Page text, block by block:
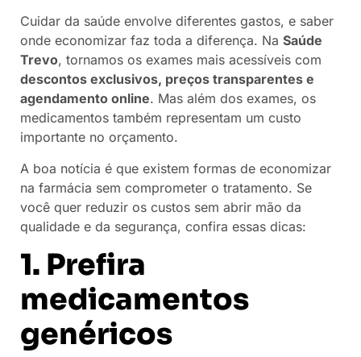
Cuidar da saúde envolve diferentes gastos, e saber
onde economizar faz toda a diferença. Na Saúde
Trevo, tornamos os exames mais acessíveis com
descontos exclusivos, preços transparentes e
agendamento online. Mas além dos exames, os
medicamentos também representam um custo
importante no orçamento.
A boa notícia é que existem formas de economizar
na farmácia sem comprometer o tratamento. Se
você quer reduzir os custos sem abrir mão da
qualidade e da segurança, confira essas dicas:
1. Prefira
medicamentos
genéricos